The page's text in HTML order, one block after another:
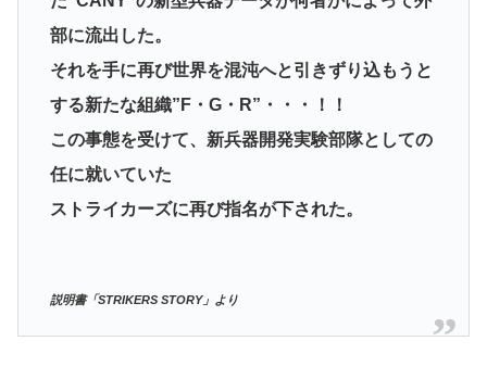
部に流出した。
それを手に再び世界を混沌へと引きずり込もうと
する新たな組織”F・G・R”・・・！！
この事態を受けて、新兵器開発実験部隊としての
任に就いていた
ストライカーズに再び指名が下された。
説明書「STRIKERS STORY」より